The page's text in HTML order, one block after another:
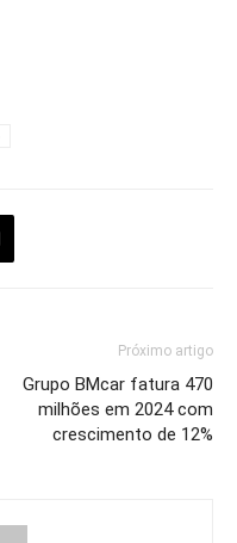
Próximo artigo
Grupo BMcar fatura 470
milhões em 2024 com
crescimento de 12%